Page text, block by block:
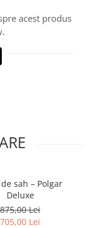
acest produs
sah – Polgar
Deluxe
875,00 Lei
705,00 Lei